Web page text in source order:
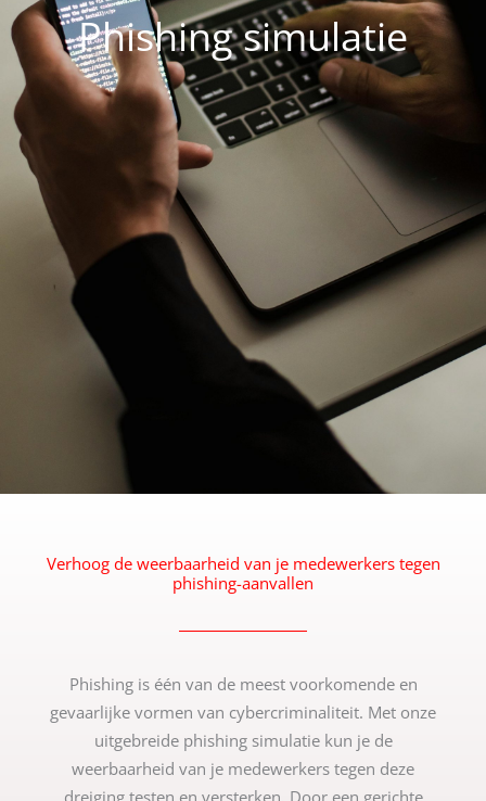
Phishing simulatie
Verhoog de weerbaarheid van je medewerkers tegen
phishing-aanvallen
Phishing is één van de meest voorkomende en
gevaarlijke vormen van cybercriminaliteit. Met onze
uitgebreide phishing simulatie kun je de
weerbaarheid van je medewerkers tegen deze